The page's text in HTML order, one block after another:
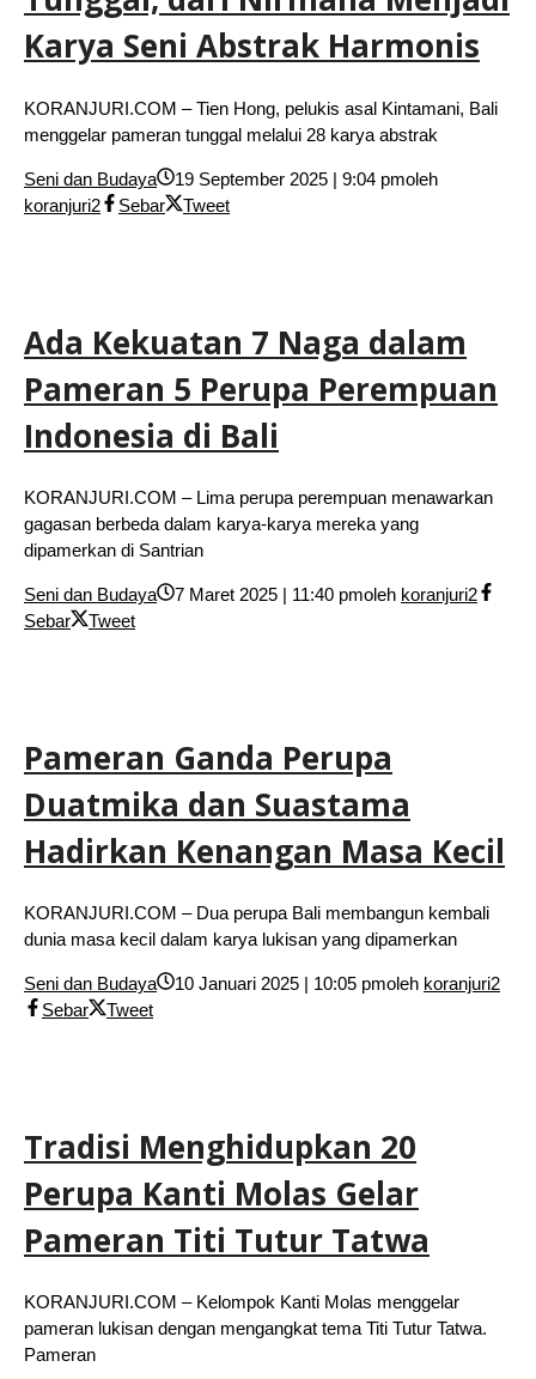
Karya Seni Abstrak Harmonis
KORANJURI.COM – Tien Hong, pelukis asal Kintamani, Bali
menggelar pameran tunggal melalui 28 karya abstrak
Seni dan Budaya 19 September 2025 | 9:04 pmoleh
koranjuri2
Sebar Tweet
Ada Kekuatan 7 Naga dalam
Pameran 5 Perupa Perempuan
Indonesia di Bali
KORANJURI.COM – Lima perupa perempuan menawarkan
gagasan berbeda dalam karya-karya mereka yang
dipamerkan di Santrian
Seni dan Budaya 7 Maret 2025 | 11:40 pmoleh koranjuri2
Sebar
Tweet
Pameran Ganda Perupa
Duatmika dan Suastama
Hadirkan Kenangan Masa Kecil
KORANJURI.COM – Dua perupa Bali membangun kembali
dunia masa kecil dalam karya lukisan yang dipamerkan
Seni dan Budaya 10 Januari 2025 | 10:05 pmoleh koranjuri2
Sebar
Tweet
Tradisi Menghidupkan 20
Perupa Kanti Molas Gelar
Pameran Titi Tutur Tatwa
KORANJURI.COM – Kelompok Kanti Molas menggelar
pameran lukisan dengan mengangkat tema Titi Tutur Tatwa.
Pameran